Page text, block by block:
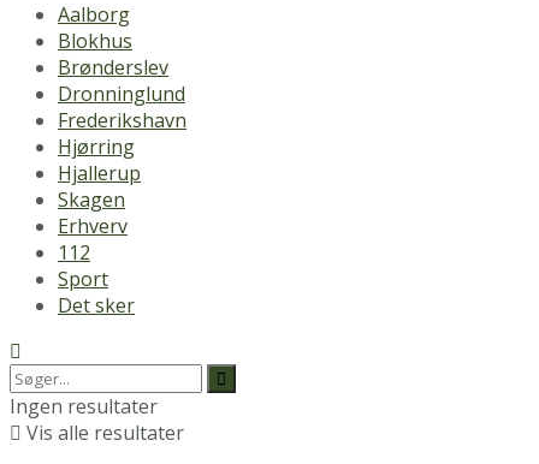
Aalborg
Blokhus
Brønderslev
Dronninglund
Frederikshavn
Hjørring
Hjallerup
Skagen
Erhverv
112
Sport
Det sker
Ingen resultater
Vis alle resultater